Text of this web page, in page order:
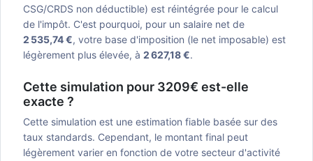
CSG/CRDS non déductible) est réintégrée pour le calcul
de l'impôt. C'est pourquoi, pour un salaire net de
2 535,74 €, votre base d'imposition (le net imposable) est
légèrement plus élevée, à 2 627,18 €.
Cette simulation pour 3209€ est-elle
exacte ?
Cette simulation est une estimation fiable basée sur des
taux standards. Cependant, le montant final peut
légèrement varier en fonction de votre secteur d'activité